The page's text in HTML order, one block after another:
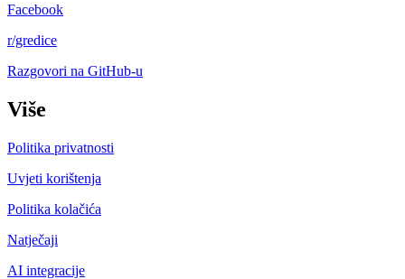
Facebook
r/gredice
Razgovori na GitHub-u
Više
Politika privatnosti
Uvjeti korištenja
Politika kolačića
Natječaji
AI integracije